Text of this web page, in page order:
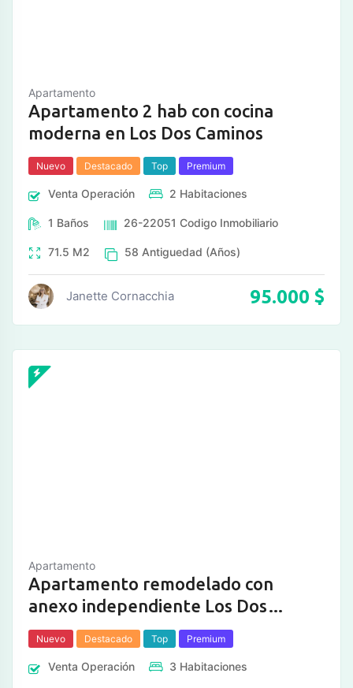
Apartamento
Apartamento 2 hab con cocina
moderna en Los Dos Caminos
Nuevo Destacado Top Premium
Venta Operación 2 Habitaciones
1 Baños 26-22051 Codigo Inmobiliario
71.5 M2 58 Antiguedad (Años)
Janette Cornacchia 95.000 $
Apartamento
Apartamento remodelado con
anexo independiente Los Dos
Caminos
Nuevo Destacado Top Premium
Venta Operación 3 Habitaciones